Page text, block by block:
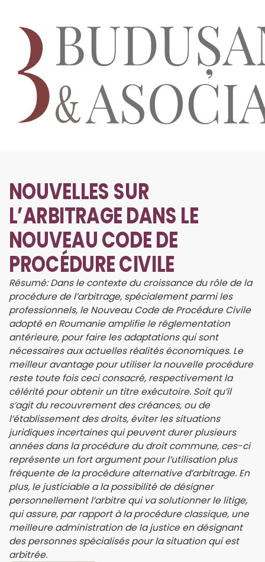
NOUVELLES SUR
L’ARBITRAGE DANS LE
NOUVEAU CODE DE
PROCÉDURE CIVILE
Résumé: Dans le contexte du croissance du rôle de la
procédure de l’arbitrage, spécialement parmi les
professionnels, le Nouveau Code de Procédure Civile
adopté en Roumanie amplifie le réglementation
antérieure, pour faire les adaptations qui sont
nécessaires aux actuelles réalités économiques. Le
meilleur avantage pour utiliser la nouvelle procédure
reste toute fois ceci consacré, respectivement la
célérité pour obtenir un titre exécutoire. Soit qu’il
s’agit du recouvrement des créances, ou de
l’établissement des droits, éviter les situations
juridiques incertaines qui peuvent durer plusieurs
années dans la procédure du droit commune, ces-ci
représente un fort argument pour l’utilisation plus
fréquente de la procédure alternative d’arbitrage. En
plus, le justiciable a la possibilité de désigner
personnellement l’arbitre qui va solutionner le litige,
qui assure, par rapport à la procédure classique, une
meilleure administration de la justice en désignant
des personnes spécialisés pour la situation qui est
arbitrée.